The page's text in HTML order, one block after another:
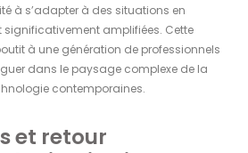
à s’adapter à des situations en
amplifiées. Cette
à une génération de professionnels
dans le paysage complexe de la
contemporaines.
et retour